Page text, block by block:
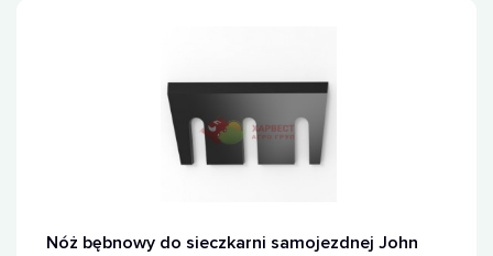
Nóż bębnowy do sieczkarni samojezdnej John